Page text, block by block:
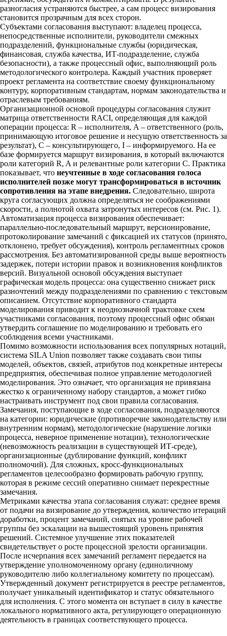
разногласия устраняются быстрее, а сам процесс визирования
становится прозрачным для всех сторон.
Субъектами согласования выступают: владелец процесса,
непосредственные исполнители, руководители смежных
подразделений, функциональные службы (юридическая,
финансовая, служба качества, ИТ-подразделение, служба
безопасности), а также процессный офис, выполняющий роль
методологического контролера. Каждый участник проверяет
проект регламента на соответствие своему функциональному
контуру, корпоративным стандартам, нормам законодательства и
отраслевым требованиям.
Организационной основой процедуры согласования служит
матрица ответственности RACI, определяющая для каждой
операции процесса: R – исполнителя, A – ответственного (роль,
принимающую итоговое решение и несущую ответственность за
результат), C – консультирующего, I – информируемого. На ее
базе формируется маршрут визирования, в который включаются
роли категорий R, A и релевантные роли категории C. Практика
показывает, что неучтенные в ходе согласования голоса
исполнителей позже могут трансформироваться в источник
сопротивления на этапе внедрения. Следовательно, широта
круга согласующих должна определяться не соображениями
скорости, а полнотой охвата затронутых интересов (см. Рис. 1).
Автоматизация процесса визирования обеспечивает:
параллельно-последовательный маршрут, версионирование,
протоколирование замечаний с фиксацией их статусов (принято,
отклонено, требует обсуждения), контроль регламентных сроков
рассмотрения. Без автоматизированной среды выше вероятность
задержек, потери истории правок и возникновения конфликтов
версий. Визуальной основой обсуждения выступает
графическая модель процесса: она существенно снижает риск
разночтений между подразделениями по сравнению с текстовым
описанием. Отсутствие корпоративного стандарта
моделирования приводит к неоднозначной трактовке схем
участниками согласования, поэтому процессный офис обязан
утвердить соглашение по моделированию и требовать его
соблюдения всеми участниками.
Помимо возможности использования всех популярных нотаций,
система SILA Union позволяет также создавать свои типы
моделей, объектов, связей, атрибутов под конкретные интересы
предприятия, обеспечивая полное управление методологией
моделирования. Это означает, что организация не привязана
жестко к ограниченному набору стандартов, а может гибко
настраивать инструмент под свои правила согласования.
Замечания, поступающие в ходе согласования, подразделяются
на категории: юридические (противоречие законодательству или
внутренним нормам), методологические (нарушение логики
процесса, неверное применение нотации), технологические
(невозможность реализации в существующей ИТ-среде),
организационные (дублирование функций, конфликт
полномочий). Для сложных, кросс-функциональных
регламентов целесообразно формировать рабочую группу,
которая в режиме сессий оперативно снимает перекрестные
замечания.
Метриками качества этапа согласования служат: среднее время
от подачи на визирование до утверждения, количество итераций
доработки, процент замечаний, снятых на уровне рабочей
группы без эскалации на вышестоящий уровень принятия
решений. Системное улучшение этих показателей
свидетельствует о росте процессной зрелости организации.
После исчерпания всех замечаний регламент передается на
утверждение уполномоченному органу (единоличному
руководителю либо коллегиальному комитету по процессам).
Утвержденный документ регистрируется в реестре регламентов,
получает уникальный идентификатор и статус обязательного
для исполнения. С этого момента он вступает в силу в качестве
локального нормативного акта, регулирующего операционную
деятельность в границах соответствующего процесса.